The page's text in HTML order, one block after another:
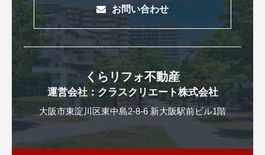
お問い合わせ
くらリフォ不動産
運営会社：クラスクリエート株式会社
大阪市東淀川区東中島2-8-6 新大阪駅前ビル1階